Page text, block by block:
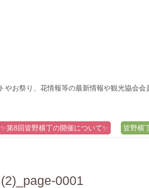
やお祭り、花情報等の最新情報や観光協会会
✨第8回皆野横丁の開催について✨ 皆野横
0001